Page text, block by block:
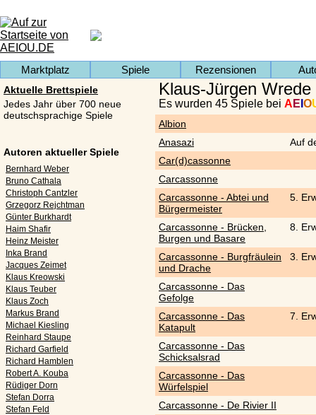
Marktplatz Spiele Rezensionen
Aktuelle Brettspiele
Jedes Jahr über 700 neue
deutschsprachige Spiele
Autoren aktueller Spiele
Bernhard Weber
Bruno Cathala
Christoph Cantzler
Grzegorz Rejchtman
Günter Burkhardt
Haim Shafir
Heinz Meister
Inka Brand
Jacques Zeimet
Klaus Kreowski
Klaus Teuber
Klaus Zoch
Markus Brand
Michael Kiesling
Reinhard Staupe
Richard Garfield
Richard Hamblen
Robert A. Kouba
Rüdiger Dorn
Stefan Dorra
Stefan Feld
Klaus-Jürgen Wrede
Es wurden 45 Spiele bei A E O
Albion
Anasazi
Auf
Car(d)cassonne
Carcassonne
Carcassonne - Abtei und
Bürgermeister
5.
Carcassonne - Brücken,
Burgen und Basare
8.
Carcassonne - Burgfräulein
und Drache
3.
Carcassonne - Das
Gefolge
Carcassonne - Das
Katapult
7.
Carcassonne - Das
Schicksalsrad
Carcassonne - Das
Würfelspiel
Carcassonne - De Rivier II